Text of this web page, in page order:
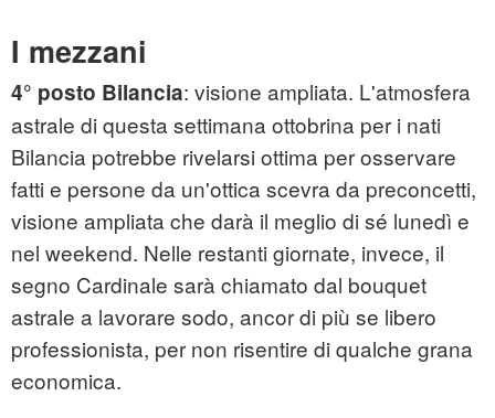
I mezzani
4° posto Bilancia: visione ampliata. L'atmosfera
astrale di questa settimana ottobrina per i nati
Bilancia potrebbe rivelarsi ottima per osservare
fatti e persone da un'ottica scevra da preconcetti,
visione ampliata che darà il meglio di sé lunedì e
nel weekend. Nelle restanti giornate, invece, il
segno Cardinale sarà chiamato dal bouquet
astrale a lavorare sodo, ancor di più se libero
professionista, per non risentire di qualche grana
economica.